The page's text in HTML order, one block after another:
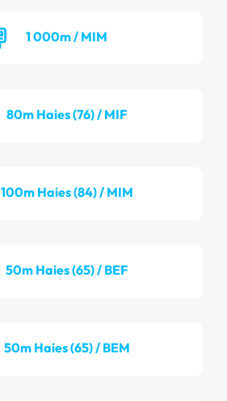
1 000m / MIM
80m Haies (76) / MIF
100m Haies (84) / MIM
50m Haies (65) / BEF
50m Haies (65) / BEM